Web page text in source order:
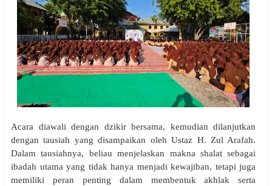
Acara diawali dengan dzikir bersama, kemudian dilanjutkan
dengan tausiah yang disampaikan oleh Ustaz H. Zul Arafah.
Dalam tausiahnya, beliau menjelaskan makna shalat sebagai
ibadah utama yang tidak hanya menjadi kewajiban, tetapi juga
memiliki peran penting dalam membentuk akhlak serta